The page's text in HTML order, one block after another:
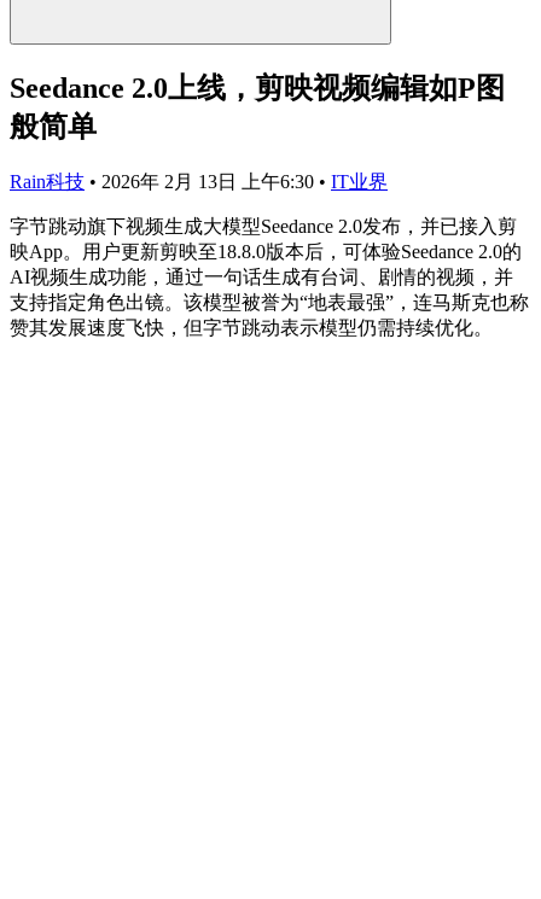
Seedance 2.0上线，剪映视频编辑如P图
般简单
Rain科技 • 2026年 2月 13日 上午6:30 • IT业界
字节跳动旗下视频生成大模型Seedance 2.0发布，并已接入剪
映App。用户更新剪映至18.8.0版本后，可体验Seedance 2.0的
AI视频生成功能，通过一句话生成有台词、剧情的视频，并
支持指定角色出镜。该模型被誉为“地表最强”，连马斯克也称
赞其发展速度飞快，但字节跳动表示模型仍需持续优化。